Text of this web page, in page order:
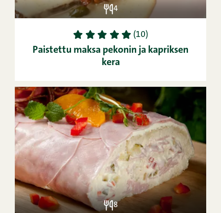
4
1 2 3 4 5 (10)
Paistettu maksa pekonin ja kapriksen
kera
8